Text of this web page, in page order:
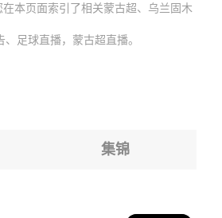
本页面索引了相关蒙古超、乌兰固木
足球直播，蒙古超直播。
集锦